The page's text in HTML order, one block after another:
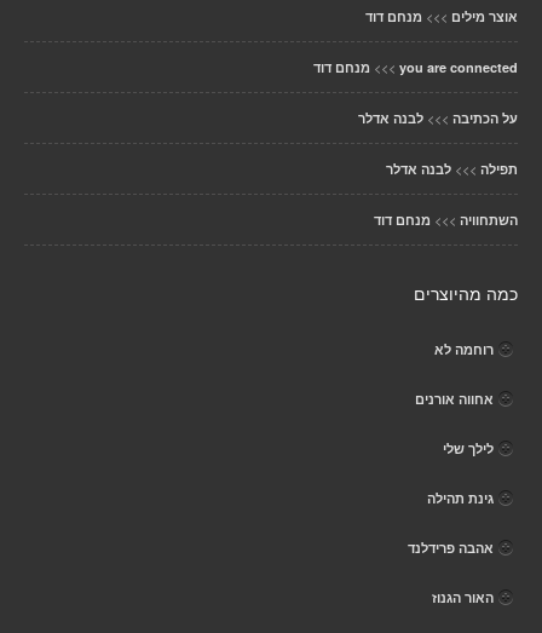
אוצר מילים >>> מנחם דוד
you are connected
>>> מנחם דוד
על הכתיבה >>> לבנה אדלר
תפילה >>> לבנה אדלר
השתחוויה >>> מנחם דוד
כמה מהיוצרים
רוחמה לא
אחווה אורנים
לילך שלי
גינת תהילה
אהבה פרידלנד
האור הגנוז